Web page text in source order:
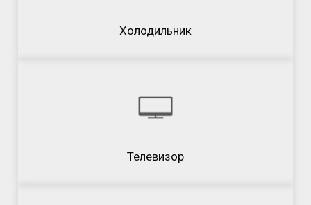
Холодильник
Телевизор